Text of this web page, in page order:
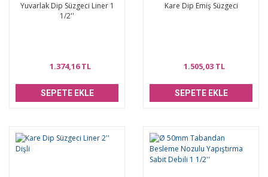
Yuvarlak Dip Süzgeci Liner 1
1/2''
1.374,16 TL
SEPETE EKLE
Kare Dip Emiş Süzgeci
1.505,03 TL
SEPETE EKLE